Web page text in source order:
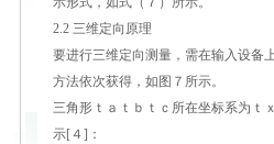
2.2 三维定向原理
要进行三维定向测量，需在输入设备
方法依次获得，如图７所示。
三角形ｔａｔｂｔｃ所在坐标系为ｔ
示[４]：